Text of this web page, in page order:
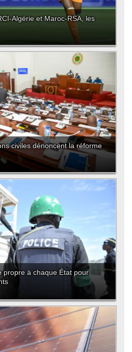
Algérie et Maroc-RSA, les
civiles dénoncent la réforme
propre à chaque État pour